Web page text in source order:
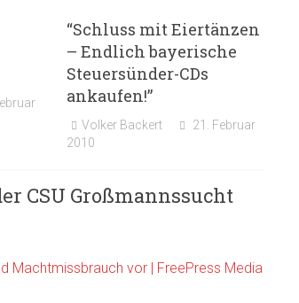
“Schluss mit Eiertänzen
– Endlich bayerische
Steuersünder-CDs
ankaufen!”
Volker Backert
21. Februar
2010
CSU Großmannssucht
Machtmissbrauch vor | FreePress Media